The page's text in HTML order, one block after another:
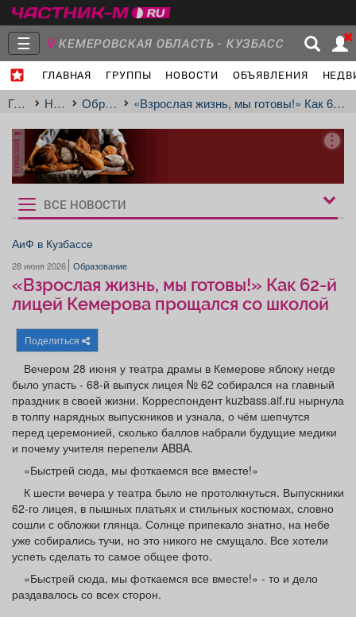
☰ КЕМЕРОВСКАЯ ОБЛАСТЬ - КУЗБАСС
МЕЖДУРЕЧЕНСК- Ваш город?
ГЛАВНАЯ ГРУППЫ НОВОСТИ ОБЪЯВЛЕНИЯ
Главная
Группы
Объявления Недвижимость Услуги
Работа Компании
Афиша Обучение Проекты
Товары Поздравления
ТВ программа Я - пенсионер
ГлавнаяНовостиОбразование «Взрослая жизнь, мы готовы!» Как 62-й лицей Кемерова прощался со школой
реклама
Рукбрики
новостей
ВСЕ НОВОСТИ
АиФ в Кузбассе
28 июня 2026 Образование
«Взрослая жизнь, мы готовы!» Как 62-й
лицей Кемерова прощался со школой
Поделиться
Вечером 28 июня у театра драмы в Кемерове яблоку негде
было упасть - 68-й выпуск лицея № 62 собирался на главный
праздник в своей жизни. Корреспондент kuzbass.aif.ru нырнула
в толпу нарядных выпускников и узнала, о чём шепчутся
перед церемонией, сколько баллов набрали будущие медики
и почему учителя перепели ABBA.
«Быстрей сюда, мы фоткаемся все вместе!»
К шести вечера у театра было не протолкнуться. Выпускники
62-го лицея, в пышных платьях и стильных костюмах, словно
сошли с обложки глянца. Солнце припекало знатно, на небе
уже собирались тучи, но это никого не смущало. Все хотели
успеть сделать то самое общее фото.
«Быстрей сюда, мы фоткаемся все вместе!» - то и дело
раздавалось со всех сторон.